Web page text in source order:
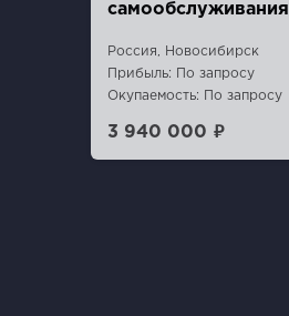
самообслуживания
Россия, Новосибирск
Прибыль: По запросу
Окупаемость: По запросу
3 940 000 ₽